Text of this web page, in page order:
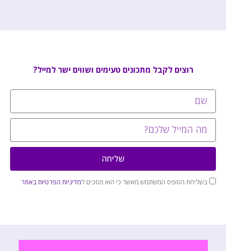
רוצים לקבל מתכונים טעימים ושווים ישר למייל?
בשליחת הטופס המשתמש מאשר כי הוא מסכים למדיניות הפרטיות באתר
שליחה